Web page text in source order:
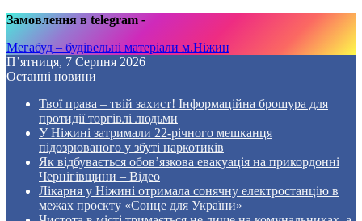
Замовлення в telegram -
Мегабуд – будівельні матеріали м.Ніжин
П’ятниця, 7 Серпня 2026
Останні новини
Твої права – твій захист! Інформаційна брошура для
протидії торгівлі людьми
У Ніжині затримали 22-річного мешканця
підозрюваного у збуті наркотиків
Як відбувається обов’язкова евакуація на прикордонні
Чернігівщини – Відео
Лікарня у Ніжині отримала сонячну електростанцію в
межах проєкту «Сонце для України»